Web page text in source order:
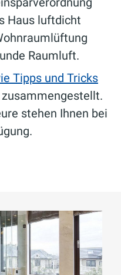
Haus luftdicht
Raumluft.
Tipps und Tricks
stehen Ihnen bei